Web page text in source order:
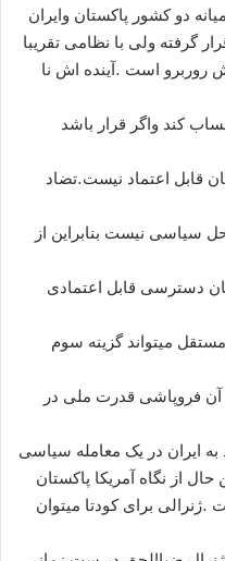
دو کشور پاکستان وایران
گرفته ولی با نظامی تقریبا
روربرو است .آینده اش نا
کند واگر قرار باشد
قابل اعتماد نیست.تضاد
سیاسی نیست بنابراین از
دسترسی قابل اعتمادی
میتواند گزینه سوم
آن فروپاشی قدرت ملی در
ایران در یک معامله سیاسی
از نگاه آمریکا پاکستان
برای کودتا میتوان